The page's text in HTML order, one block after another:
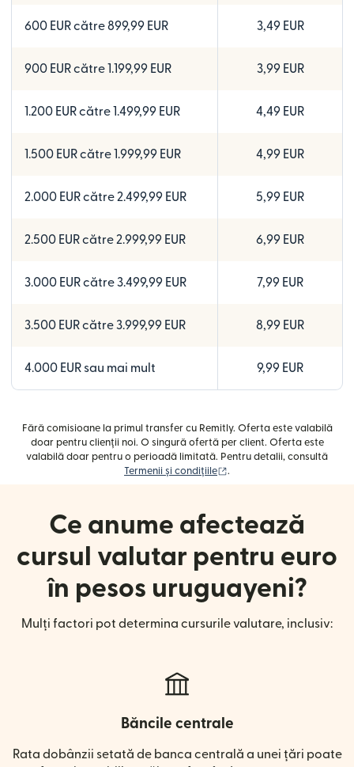
600 EUR către 899,99 EUR 3,49 EUR
900 EUR către 1.199,99 EUR 3,99 EUR
1.200 EUR către 1.499,99 EUR 4,49 EUR
1.500 EUR către 1.999,99 EUR 4,99 EUR
2.000 EUR către 2.499,99 EUR 5,99 EUR
2.500 EUR către 2.999,99 EUR 6,99 EUR
3.000 EUR către 3.499,99 EUR 7,99 EUR
3.500 EUR către 3.999,99 EUR 8,99 EUR
4.000 EUR sau mai mult 9,99 EUR
Fără comisioane la primul transfer cu Remitly. Oferta este valabilă
doar pentru clienții noi. O singură ofertă per client. Oferta este
valabilă doar pentru o perioadă limitată. Pentru detalii, consultă
Termenii și condițiile
.
Ce anume afectează
cursul valutar pentru euro
în pesos uruguayeni?
Mulți factori pot determina cursurile valutare, inclusiv:
Băncile centrale
Rata dobânzii setată de banca centrală a unei țări poate